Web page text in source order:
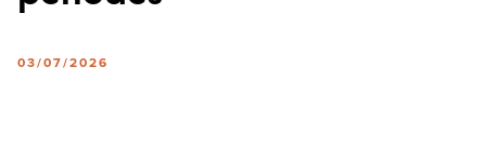
03/07/2026